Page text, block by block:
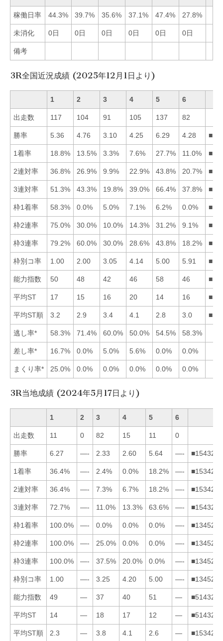
稼働日率 44.3% 39.7% 35.6% 37.1% 47.4% 27.8%
未消化 0日 0日 0日 0日 0日 0日
備考
3R全国近況成績 (2025年12月1日より)
1 2 3 4 5 6
出走数 117 104 91 105 137 82
勝率 5.36 4.76 3.10 4.25 6.29 4.28
1着率 18.8% 13.5% 3.3% 7.6% 27.7% 11.0%
2連対率 36.8% 26.9% 9.9% 22.9% 43.8% 20.7%
3連対率 51.3% 43.3% 19.8% 39.0% 66.4% 37.8%
枠1着率 58.3% 0.0% 5.0% 7.1% 6.2% 0.0%
枠2連率 75.0% 30.0% 10.0% 14.3% 31.2% 9.1%
枠3連率 79.2% 60.0% 30.0% 28.6% 43.8% 18.2%
枠別コ率 1.00 2.00 3.05 4.14 5.00 5.91
能力指数 50 48 42 46 58 46
平均ST 17 15 16 20 14 16
平均ST順 3.2 2.9 3.4 4.1 2.8 3.0
逃し率* 58.3% 71.4% 60.0% 50.0% 54.5% 58.3%
差し率* 16.7% 0.0% 5.0% 5.6% 0.0% 0.0%
まくり率* 25.0% 0.0% 0.0% 0.0% 0.0% 0.0%
3R当地成績 (2024年5月17日より)
1 2 3 4 5 6
出走数 11 0 82 15 11 0
勝率 6.27 —- 2.33 2.60 5.64 —- ■154326
1着率 36.4% —- 2.4% 0.0% 18.2% —- ■153426
2連対率 36.4% —- 7.3% 6.7% 18.2% —- ■153426
3連対率 72.7% —- 11.0% 13.3% 63.6% —- ■154326
枠1着率 100.0% —- 0.0% 0.0% 0.0% —- ■134526
枠2連率 100.0% —- 25.0% 0.0% 0.0% —- ■134526
枠3連率 100.0% —- 37.5% 20.0% 0.0% —- ■134526
枠別コ率 1.00 —- 3.25 4.20 5.00 —- ■134526
能力指数 49 — 37 40 51 — ■514326
平均ST 14 — 18 17 12 — ■514326
平均ST順 2.3 — 3.8 4.1 2.6 — ■153426